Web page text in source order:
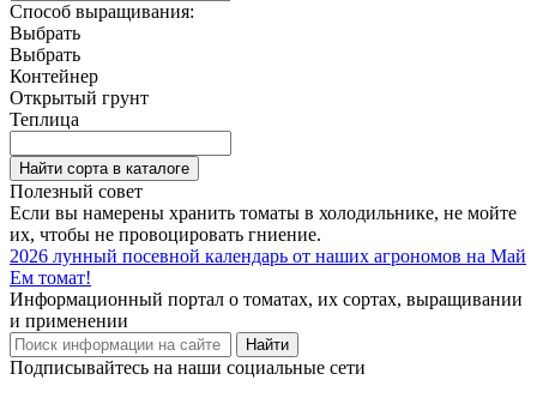
Способ выращивания:
Выбрать
Выбрать
Контейнер
Открытый грунт
Теплица
Найти сорта в каталоге
Полезный совет
Если вы намерены хранить томаты в холодильнике, не мойте
их, чтобы не провоцировать гниение.
2026 лунный посевной календарь от наших агрономов на Май
Ем томат!
Информационный портал о томатах, их сортах, выращивании
и применении
Найти
Подписывайтесь на наши социальные сети